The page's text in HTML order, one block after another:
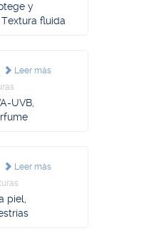
y
fluida
Leer más
UVB,
Leer más
piel,